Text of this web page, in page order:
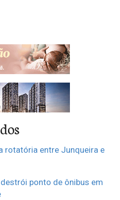
rotatória entre Junqueira e
ponto de ônibus em